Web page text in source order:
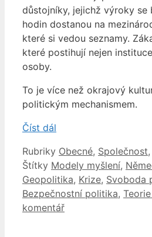
důstojníky, jejichž výroky se
hodin dostanou na
které si vedou seznamy.
které postihují nejen
osoby.
To je více než okrajový
politickým mechanismem.
Číst dál
Rubriky Obecné, Společnost,
Štítky Modely myšlení,
Geopolitika, Krize, Svoboda
Bezpečnostní politika,
komentář